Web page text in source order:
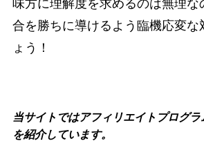
味方に理解度を求めるのは無理な
合を勝ちに導けるよう臨機応変な
ょう！
当サイトではアフィリエイトプログ
を紹介しています。